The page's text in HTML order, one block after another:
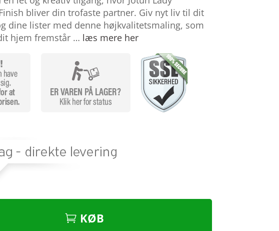
bliver din trofaste partner. Giv nyt liv til dit
dine lister med denne højkvalitetsmaling, som
hjem fremstår … læs mere her
KØB